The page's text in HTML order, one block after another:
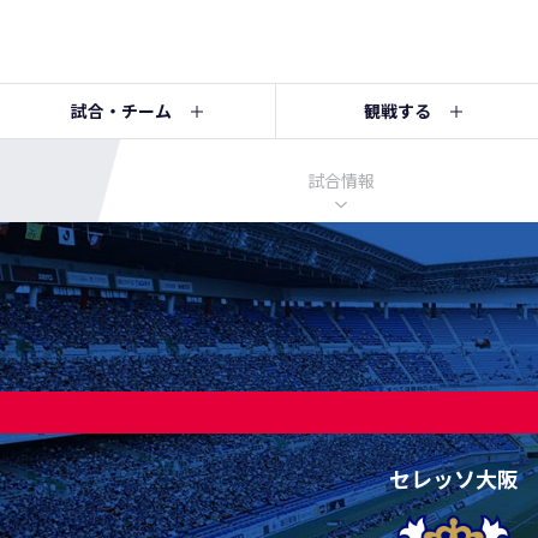
試合・チーム 観戦する
試合情報
セレッソ大阪